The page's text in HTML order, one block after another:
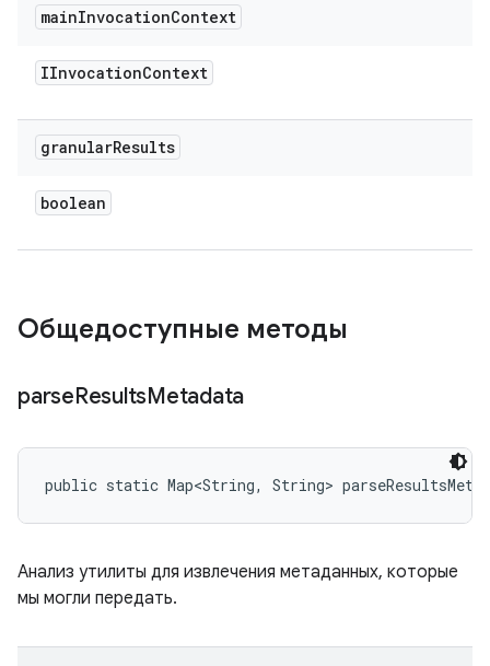
mainInvocationContext
IInvocationContext
granularResults
boolean
Общедоступные методы
parseResultsMetadata
public static Map<String, String>
Анализ утилиты для извлечения метаданных, которые
мы могли передать.